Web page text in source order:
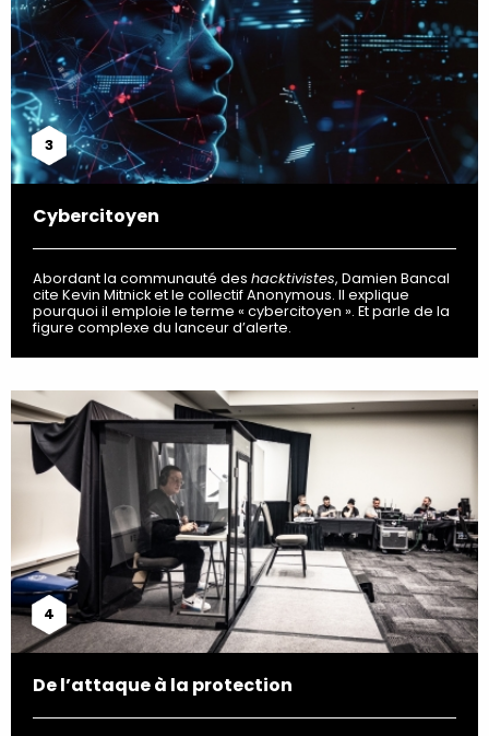
3
Cybercitoyen
Abordant la communauté des hacktivistes, Damien Bancal
cite Kevin Mitnick et le collectif Anonymous. Il explique
pourquoi il emploie le terme « cybercitoyen ». Et parle de la
figure complexe du lanceur d’alerte.
4
De l’attaque à la protection